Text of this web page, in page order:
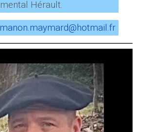
Hérault.
manon.maymard@hotmail.fr